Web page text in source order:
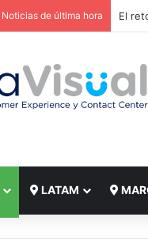
Noticias de última hora El
LATAM